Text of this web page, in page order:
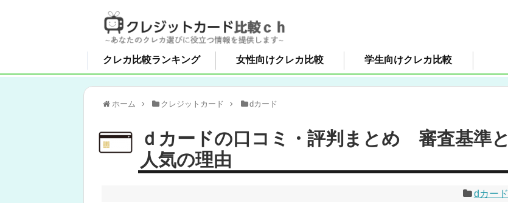
クレカ比較ランキング 女性向けクレカ比較 学生向けクレカ比較
ホーム クレジットカード dカード
ｄカードの口コミ・評判まとめ 審査基準と
人気の理由
dカード